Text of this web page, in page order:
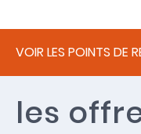
VOIR LES POINTS DE
les